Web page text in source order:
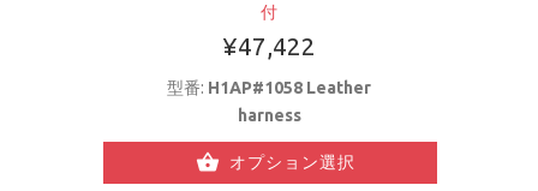
付
¥47,422
型番: H1AP#1058 Leather
harness
オプション選択